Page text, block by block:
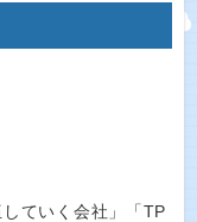
ていく会社」「TP